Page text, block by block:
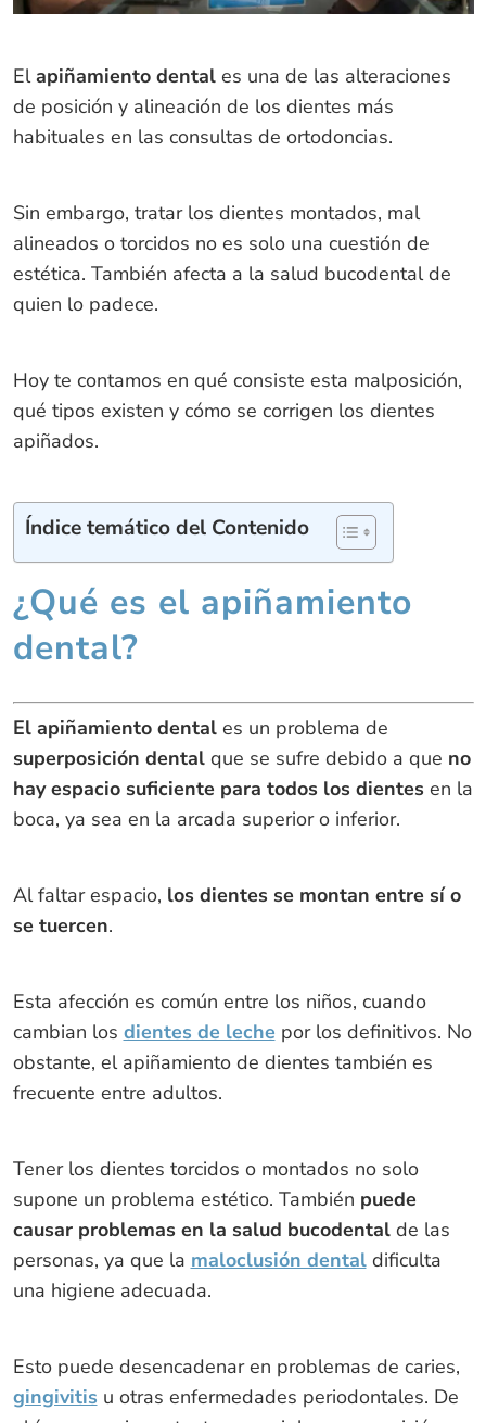
Elapiñamiento dental es una de las alteraciones
de posición y alineación de los dientes más
habituales en las consultas de ortodoncias.
Sin embargo, tratar los dientes montados, mal
alineados o torcidos no es solo una cuestión de
estética. También afecta a la salud bucodental de
quien lo padece.
Hoy te contamos en qué consiste esta malposición,
qué tipos existen y cómo se corrigen los dientes
apiñados.
Índice temático del Contenido
¿Qué es el apiñamiento
dental?
El apiñamiento dental es un problema de
superposición dental que se sufre debido a que no
hay espacio suficiente para todos los dientes en la
boca, ya sea en la arcada superior o inferior.
Al faltar espacio, los dientes se montan entre sí o
se tuercen.
Esta afección es común entre los niños, cuando
cambian los dientes de leche por los definitivos. No
obstante, el apiñamiento de dientes también es
frecuente entre adultos.
Tener los dientes torcidos o montados no solo
supone un problema estético. También puede
causar problemas en la salud bucodentalde las
personas, ya que la maloclusión dentaldificulta
una higiene adecuada.
Esto puede desencadenar en problemas de caries,
gingivitis u otras enfermedades periodontales. De